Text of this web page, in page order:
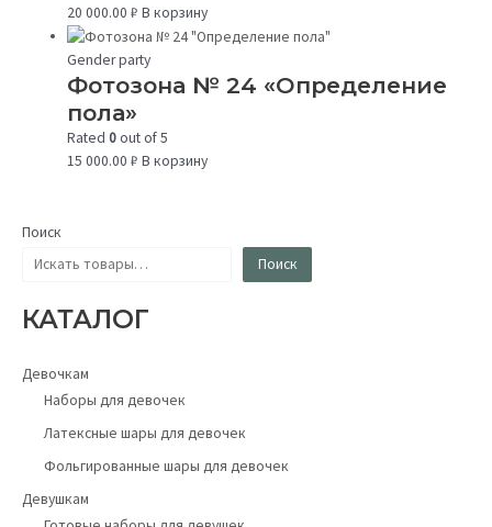
Поиск
Поиск
КАТАЛОГ
Девочкам
Наборы для девочек
Латексные шары для девочек
Фольгированные шары для девочек
Девушкам
20 000.00₽ В корзину
Gender party
Фотозона № 24 «Определение
пола»
Rated0out of 5
15 000.00₽ В корзину